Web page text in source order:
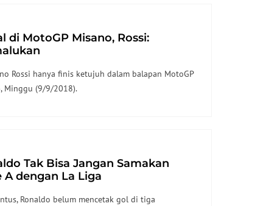
di MotoGP Misano, Rossi:
Rossi hanya finis ketujuh dalam balapan MotoGP
Minggu (9/9/2018).
Tak Bisa Jangan Samakan
A dengan La Liga
Ronaldo belum mencetak gol di tiga